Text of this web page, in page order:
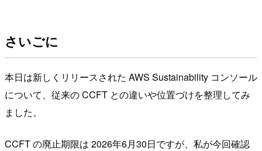
さいごに
本日は新しくリリースされた AWS Sustainability コンソール
について、従来の CCFT との違いや位置づけを整理してみ
ました。
CCFT の廃止期限は 2026年6月30日ですが、私が今回確認